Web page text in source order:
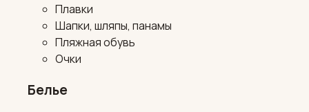
Плавки
Шапки, шляпы, панамы
Пляжная обувь
Очки
Белье